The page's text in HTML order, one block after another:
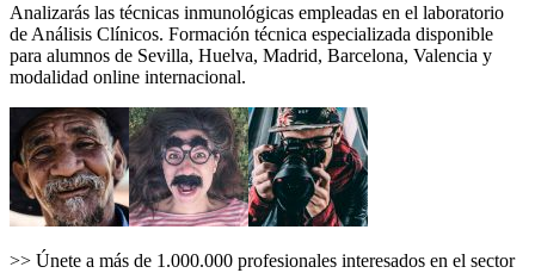
Analizarás las técnicas inmunológicas empleadas en el laboratorio
de Análisis Clínicos. Formación técnica especializada disponible
para alumnos de Sevilla, Huelva, Madrid, Barcelona, Valencia y
modalidad online internacional.
>> Únete a más de 1.000.000 profesionales interesados en el sector